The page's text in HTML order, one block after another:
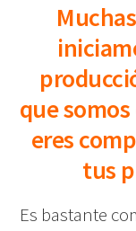
que
eres
tus
Es bastante